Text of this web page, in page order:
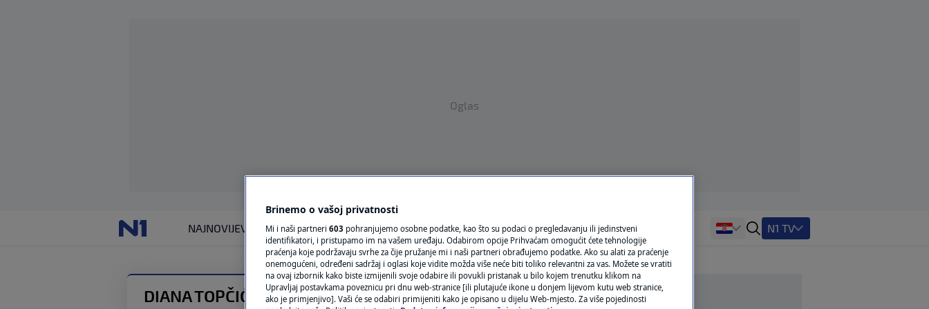
Oglas
NAJNOVIJEVIJESTI SVIJET
VRIJEME
N1 TEME
REGIJA
N1 TV
DIANA TOPČIĆ ROSENBERG
Brinemo o vašoj privatnosti
Mi i naši partneri 603 pohranjujemo osobne podatke, kao što su podaci o pregledavanju ili jedinstveni
identifikatori, i pristupamo im na vašem uređaju. Odabirom opcije Prihvaćam omogućit ćete tehnologije
praćenja koje podržavaju svrhe za čije pružanje mi i naši partneri obrađujemo podatke. Ako su alati za praćenje
onemogućeni, određeni sadržaj i oglasi koje vidite možda više neće biti toliko relevantni za vas. Možete se vratiti
na ovaj izbornik kako biste izmijenili svoje odabire ili povukli pristanak u bilo kojem trenutku klikom na
Upravljaj postavkama poveznicu pri dnu web-stranice [ili plutajuće ikone u donjem lijevom kutu web stranice,
ako je primjenjivo]. Vaši će se odabiri primijeniti kako je opisano u dijelu Web-mjesto. Za više pojedinosti